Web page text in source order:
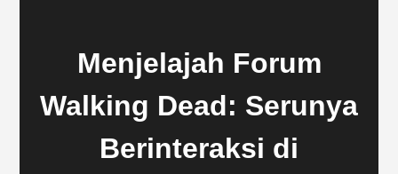
Menjelajah Forum
Walking Dead: Serunya
Berinteraksi di